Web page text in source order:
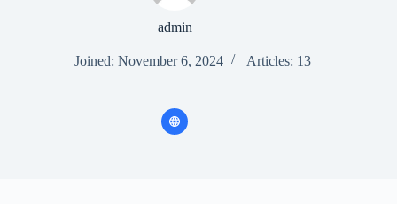
admin
Joined: November 6, 2024 Articles: 13